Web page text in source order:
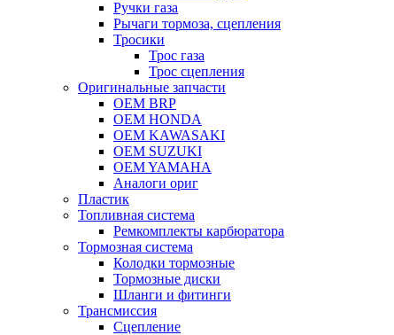
Ручки газа
Рычаги тормоза, сцепления
Тросики
Трос газа
Трос сцепления
Оригинальные запчасти
OEM BRP
OEM HONDA
OEM KAWASAKI
OEM SUZUKI
OEM YAMAHA
Аналоги ориг
Пластик
Топливная система
Ремкомплекты карбюратора
Тормозная система
Колодки тормозные
Тормозные диски
Шланги и фитинги
Трансмиссия
Cцепление